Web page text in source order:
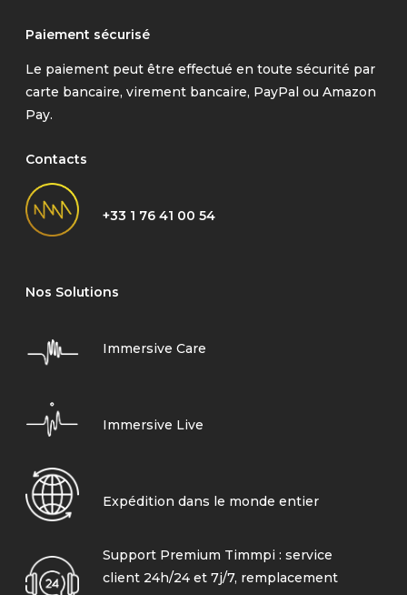
Paiement sécurisé
Le paiement peut être effectué en toute sécurité par
carte bancaire, virement bancaire, PayPal ou Amazon
Pay.
Contacts
+33 1 76 41 00 54
Nos Solutions
Immersive Care
Immersive Live
Expédition dans le monde entier
Support Premium Timmpi : service
client 24h/24 et 7j/7, remplacement